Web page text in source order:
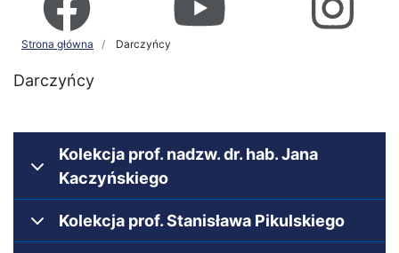
Strona główna Darczyńcy
Darczyńcy
Kolekcja prof. nadzw. dr. hab. Jana
Kaczyńskiego
Kolekcja prof. Stanisława Pikulskiego